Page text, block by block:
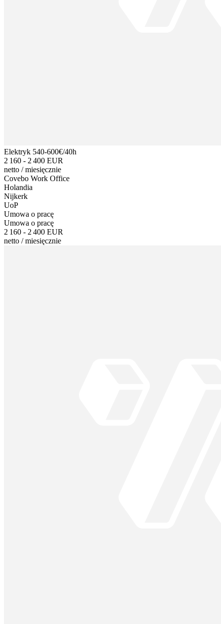
Elektryk 540-600€/40h
2 160 - 2 400 EUR
netto /miesięcznie
Covebo Work Office
Holandia
Nijkerk
UoP
Umowa o pracę
Umowa o pracę
2 160 - 2 400 EUR
netto /miesięcznie